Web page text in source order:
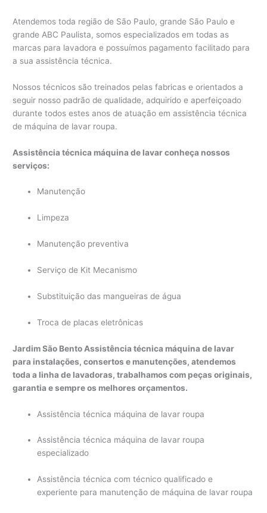
Atendemos toda região de São Paulo, grande São Paulo e
grande ABC Paulista, somos especializados em todas as
marcas para lavadora e possuímos pagamento facilitado para
a sua assistência técnica.
Nossos técnicos são treinados pelas fabricas e orientados a
seguir nosso padrão de qualidade, adquirido e aperfeiçoado
durante todos estes anos de atuação em assistência técnica
de máquina de lavar roupa.
Assistência técnica máquina de lavar conheça nossos
serviços:
Manutenção
Limpeza
Manutenção preventiva
Serviço de Kit Mecanismo
Substituição das mangueiras de água
Troca de placas eletrônicas
Jardim São Bento Assistência técnica máquina de lavar
para instalações, consertos e manutenções, atendemos
toda a linha de lavadoras, trabalhamos com peças originais,
garantia e sempre os melhores orçamentos.
Assistência técnica máquina de lavar roupa
Assistência técnica máquina de lavar roupa
especializado
Assistência técnica com técnico qualificado e
experiente para manutenção de máquina de lavar roupa